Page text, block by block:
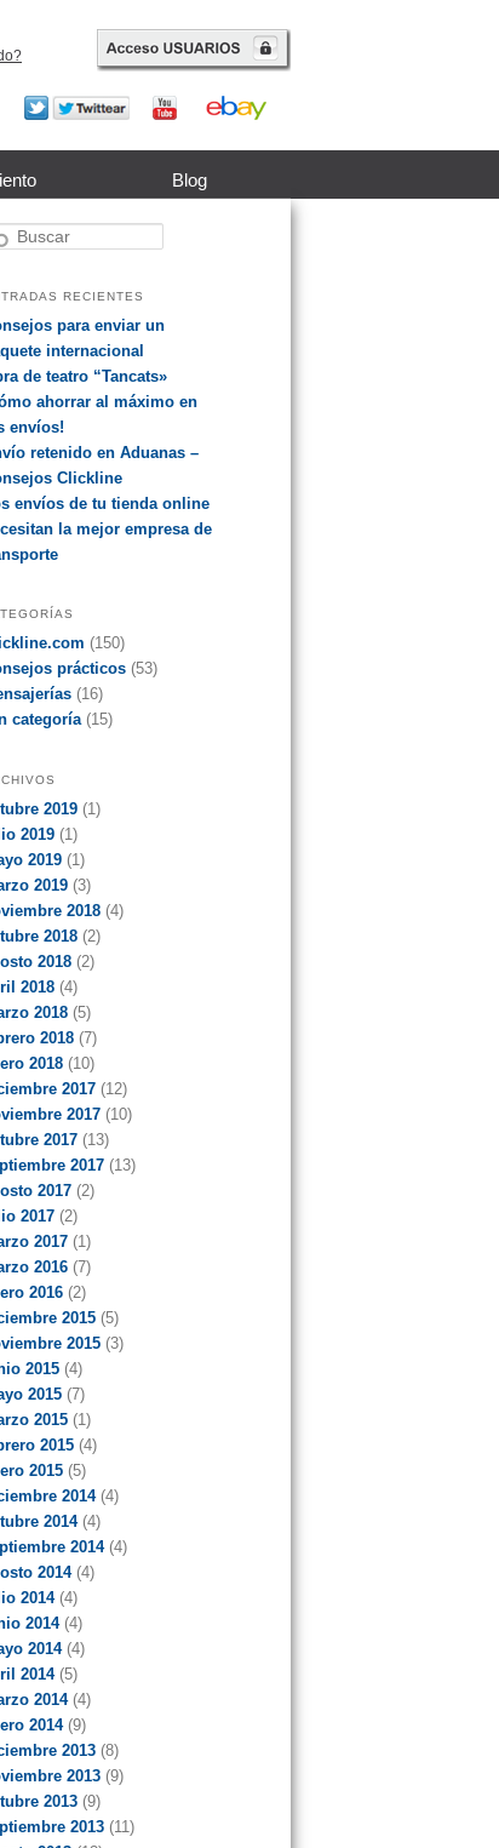
Blog
RECIENTES
para enviar un
internacional
de teatro “Tancats»
ahorrar al máximo en
envíos!
retenido en Aduanas –
Clickline
envíos de tu tienda online
la mejor empresa de
(150)
prácticos (53)
(16)
categoría(15)
2019 (1)
2019 (1)
2019 (1)
2019 (3)
2018 (4)
2018 (2)
2018 (2)
2018 (4)
2018 (5)
2018 (7)
2018 (10)
2017 (12)
2017 (10)
2017 (13)
2017 (13)
2017 (2)
2017 (2)
2017 (1)
2016 (7)
2016 (2)
2015 (5)
2015 (3)
2015 (4)
2015 (7)
2015 (1)
2015 (4)
2015 (5)
2014(4)
2014(4)
2014(4)
2014(4)
2014(4)
2014(4)
2014(4)
2014(5)
2014(4)
2014(9)
2013 (8)
2013 (9)
2013 (9)
2013 (11)